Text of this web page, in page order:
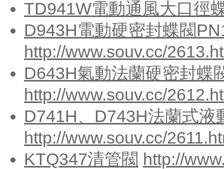
TD941W電動通風大口徑
D943H電動硬密封蝶閥
http://www.souv.cc/
D643H氣動法蘭硬密封蝶
http://www.souv.cc/
D741H、D743H法蘭式液
http://www.souv.cc/
KTQ347清管閥 http://